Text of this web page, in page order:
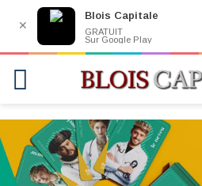
✕
Blois Capitale
GRATUIT
Sur Google Play